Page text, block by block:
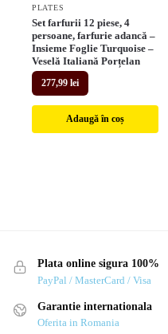
PLATES
Set farfurii 12 piese, 4
persoane, farfurie adancă –
Insieme Foglie Turquoise –
Veselă Italiană Porțelan
277,99 lei
Adaugă în coș
Plata online sigura 100%
PayPal / MasterCard / Visa
Garantie internationala
Oferita in Romania